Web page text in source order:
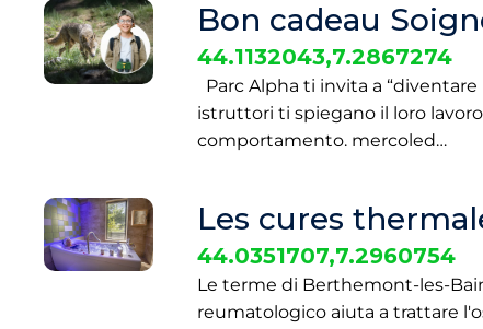
Bon cadeau
44.1132043,7.2867274
Parc Alpha ti invita a
istruttori ti spiegano il loro
comportamento. mercoled…
Les cures
44.0351707,7.2960754
Le terme di Berthemont-les-
reumatologico aiuta a trattare